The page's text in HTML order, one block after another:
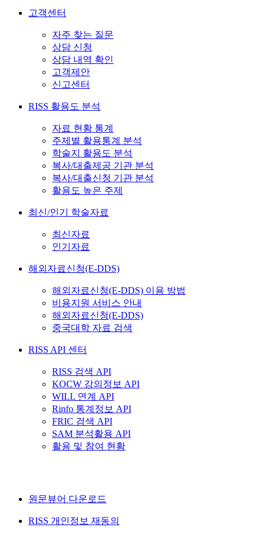
고객센터
자주 찾는 질문
상담 신청
상담 내역 확인
고객제안
신고센터
RISS 활용도 분석
자료 현황 통계
주제별 활용통계 분석
학술지 활용도 분석
복사/대출제공 기관 분석
복사/대출신청 기관 분석
활용도 높은 주제
최신/인기 학술자료
최신자료
인기자료
해외자료신청(E-DDS)
해외자료신청(E-DDS) 이용 방법
비용지원 서비스 안내
해외자료신청(E-DDS)
중국대학 자료 검색
RISS API 센터
RISS 검색 API
KOCW 강의정보 API
WILL 연계 API
Rinfo 통계정보 API
FRIC 검색 API
SAM 분석활용 API
활용 및 참여 현황
원문뷰어 다운로드
RISS 개인정보 재동의